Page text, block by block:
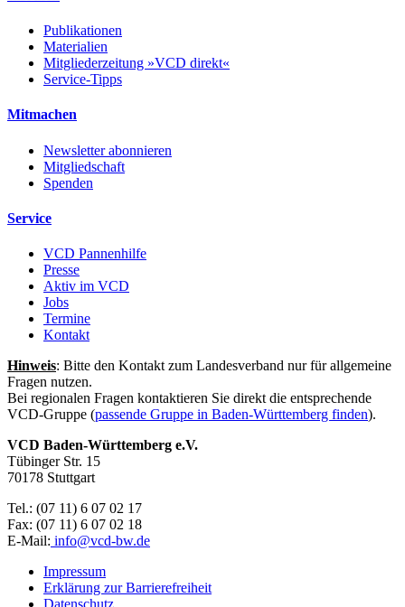
Publikationen
Materialien
Mitgliederzeitung »VCD direkt«
Service-Tipps
Mitmachen
Newsletter abonnieren
Mitgliedschaft
Spenden
Service
VCD Pannenhilfe
Presse
Aktiv im VCD
Jobs
Termine
Kontakt
Hinweis: Bitte den Kontakt zum Landesverband nur für allgemeine
Fragen nutzen.
Bei regionalen Fragen kontaktieren Sie direkt die entsprechende
VCD-Gruppe (passende Gruppe in Baden-Württemberg finden).
VCD Baden-Württemberg e.V.
Tübinger Str. 15
70178 Stuttgart
Tel.: (07 11) 6 07 02 17
Fax: (07 11) 6 07 02 18
E-Mail: info@vcd-bw.de
Impressum
Erklärung zur Barrierefreiheit